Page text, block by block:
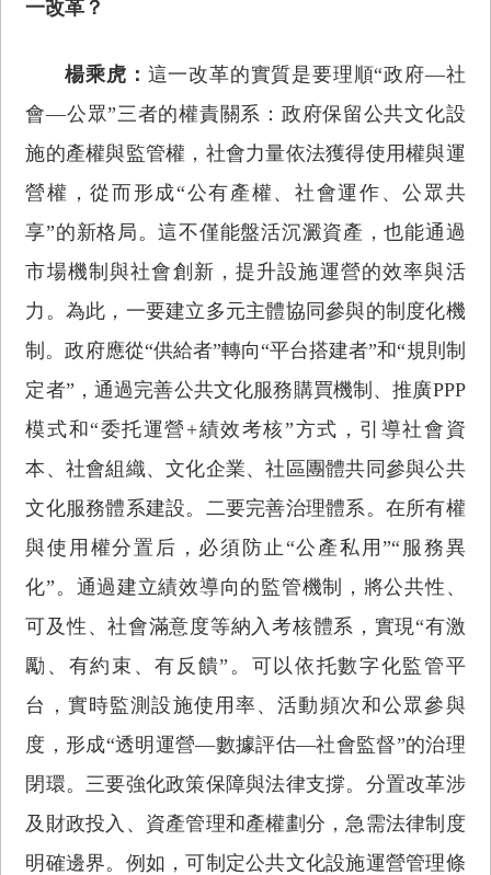
一改革？
楊乘虎： 這一改革的實質是要理順“政府—社
會—公眾”三者的權責關系：政府保留公共文化設
施的產權與監管權，社會力量依法獲得使用權與運
營權，從而形成“公有產權、社會運作、公眾共
享”的新格局。這不僅能盤活沉澱資產，也能通過
市場機制與社會創新，提升設施運營的效率與活
力。為此，一要建立多元主體協同參與的制度化機
制。政府應從“供給者”轉向“平台搭建者”和“規則制
定者”，通過完善公共文化服務購買機制、推廣PPP
模式和“委托運營+績效考核”方式，引導社會資
本、社會組織、文化企業、社區團體共同參與公共
文化服務體系建設。二要完善治理體系。在所有權
與使用權分置后，必須防止“公產私用”“服務異
化”。通過建立績效導向的監管機制，將公共性、
可及性、社會滿意度等納入考核體系，實現“有激
勵、有約束、有反饋”。可以依托數字化監管平
台，實時監測設施使用率、活動頻次和公眾參與
度，形成“透明運營—數據評估—社會監督”的治理
閉環。三要強化政策保障與法律支撐。分置改革涉
及財政投入、資產管理和產權劃分，急需法律制度
明確邊界。例如，可制定公共文化設施運營管理條